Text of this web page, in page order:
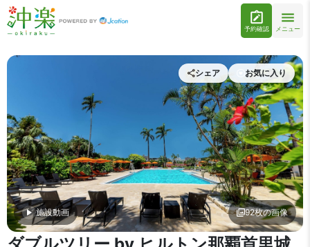
予約確認 メニュー
外観の写真を拡大表示
施設動画
シェア お気に入り
92枚の画像